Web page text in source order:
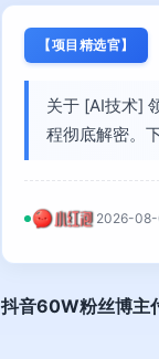
【项目精选官】
关于 [AI技术]
程彻底解密。
2026-08-
抖音60W粉丝博主